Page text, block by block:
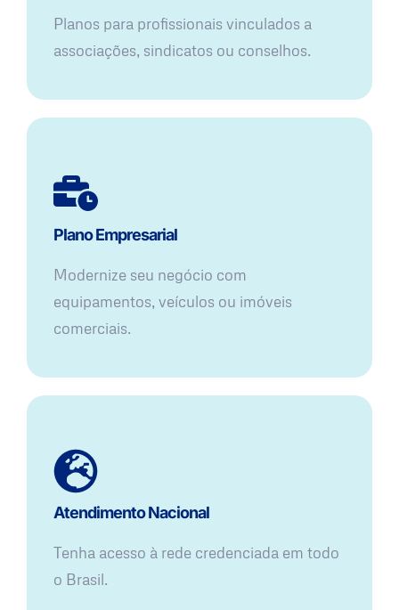
Planos para profissionais vinculados a
associações, sindicatos ou conselhos.
Plano Empresarial
Modernize seu negócio com
equipamentos, veículos ou imóveis
comerciais.
Atendimento Nacional
Tenha acesso à rede credenciada em todo
o Brasil.